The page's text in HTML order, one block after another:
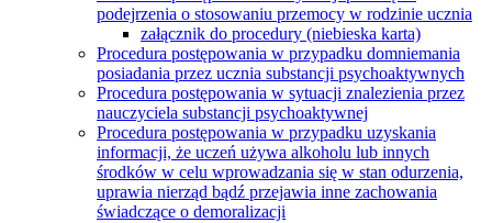
podejrzenia o stosowaniu przemocy w rodzinie ucznia
załącznik do procedury (niebieska karta)
Procedura postępowania w przypadku domniemania
posiadania przez ucznia substancji psychoaktywnych
Procedura postępowania w sytuacji znalezienia przez
nauczyciela substancji psychoaktywnej
Procedura postępowania w przypadku uzyskania
informacji, że uczeń używa alkoholu lub innych
środków w celu wprowadzania się w stan odurzenia,
uprawia nierząd bądź przejawia inne zachowania
świadczące o demoralizacji